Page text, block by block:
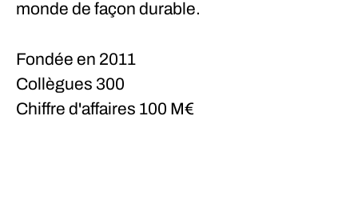
monde de façon durable.
Fondée en 2011
Collègues 300
Chiffre d'affaires 100 M€